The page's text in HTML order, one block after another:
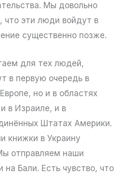
Мы довольно
что эти люди войдут в
существенно позже.
для тех людей,
в первую очередь в
но и в областях
в Израиле, и в
Штатах Америки.
книжки в Украину
отправляем наши
на Бали. Есть чувство, что